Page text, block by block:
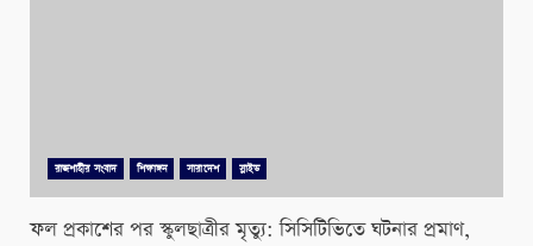
রাজশাহীর সংবাদ শিক্ষাঙ্গন সারাদেশ স্লাইড
ফল প্রকাশের পর স্কুলছাত্রীর মৃত্যু: সিসিটিভিতে ঘটনার প্রমাণ,